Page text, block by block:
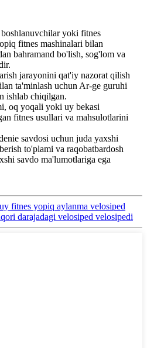
yoki fitnes
fitnes mashinalari bilan
bahramand bo'lish, sog'lom va
jarayonini qat'iy nazorat qilish
ta'minlash uchun Ar-ge guruhi
ishlab chiqilgan.
oq yoqali yoki uy bekasi
fitnes usullari va mahsulotlarini
savdosi uchun juda yaxshi
to'plami va raqobatbardosh
savdo ma'lumotlariga ega
fitnes yopiq aylanma velosiped
darajadagi velosiped velosipedi